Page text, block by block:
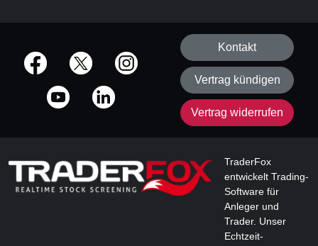
offizielle Social Media-Accounts
Kontakt
Vertrag kündigen
Vertrag widerrufen
TraderFox
entwickelt Trading-
Software für
Anleger und
Trader. Unser
Echtzeit-